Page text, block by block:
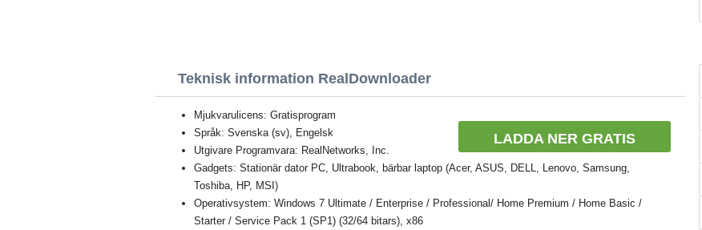
Teknisk information RealDownloader
LADDA NER GRATIS
Mjukvarulicens: Gratisprogram
Språk: Svenska (sv), Engelsk
Utgivare Programvara: RealNetworks, Inc.
Gadgets: Stationär dator PC, Ultrabook, bärbar laptop (Acer, ASUS, DELL, Lenovo, Samsung,
Toshiba, HP, MSI)
Operativsystem: Windows 7 Ultimate / Enterprise / Professional/ Home Premium / Home Basic /
Starter / Service Pack 1 (SP1) (32/64 bitars), x86